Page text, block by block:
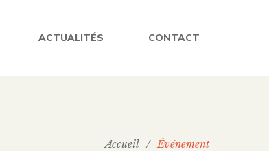
ACTUALITÉS CONTACT
Accueil / Événement